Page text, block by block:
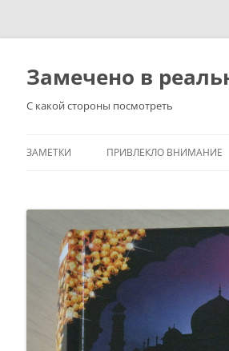
Перейти
Замечено в
С какой стороны посмотреть
ЗАМЕТКИ ПРИВЛЕКЛО ВНИМАНИЕ